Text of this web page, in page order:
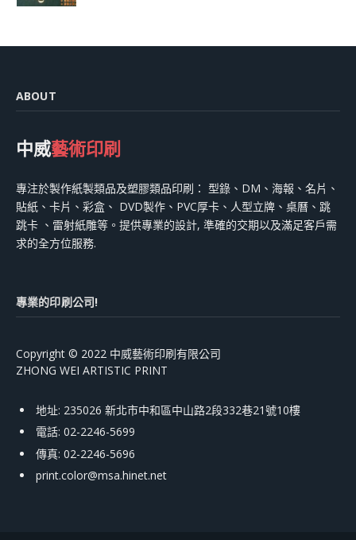
ABOUT
中威藝術印刷
專注於製作紙製類品及塑膠類品印刷： 型錄、DM、海報、名片、
貼紙、卡片、彩盒、 DVD製作、PVC厚卡、人型立牌、桌曆、跳
跳卡 、雷射紙雕等。提供專業的設計, 準確的交期以及滿足客戶需
求的全方位服務.
專業的印刷公司!
Copyright © 2022 中威藝術印刷有限公司
ZHONG WEI ARTISTIC PRINT
地址: 235026 新北市中和區中山路2段332巷21號10樓
電話: 02-2246-5699
傳真: 02-2246-5696
print.color@msa.hinet.net